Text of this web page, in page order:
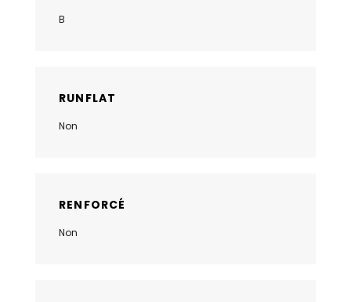
B
RUNFLAT
Non
RENFORCÉ
Non